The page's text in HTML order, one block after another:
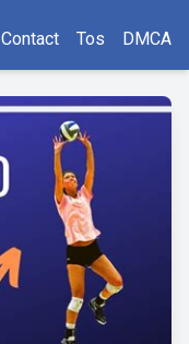
Contact Tos DMCA